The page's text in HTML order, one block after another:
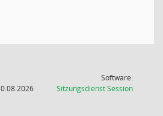
Software:
SitzungsdienstSession(Wird in